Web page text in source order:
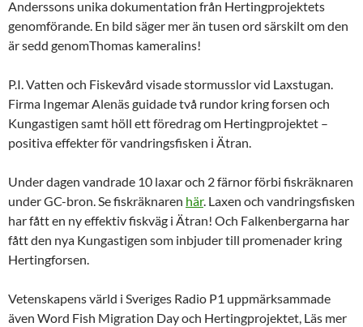
Anderssons unika dokumentation från Hertingprojektets
genomförande. En bild säger mer än tusen ord särskilt om den
är sedd genomThomas kameralins!
P.I. Vatten och Fiskevård visade stormusslor vid Laxstugan.
Firma Ingemar Alenäs guidade två rundor kring forsen och
Kungastigen samt höll ett föredrag om Hertingprojektet –
positiva effekter för vandringsfisken i Ätran.
Under dagen vandrade 10 laxar och 2 färnor förbi fiskräknaren
under GC-bron. Se fiskräknaren här. Laxen och vandringsfisken
har fått en ny effektiv fiskväg i Ätran! Och Falkenbergarna har
fått den nya Kungastigen som inbjuder till promenader kring
Hertingforsen.
Vetenskapens värld i Sveriges Radio P1 uppmärksammade
även Word Fish Migration Day och Hertingprojektet, Läs mer